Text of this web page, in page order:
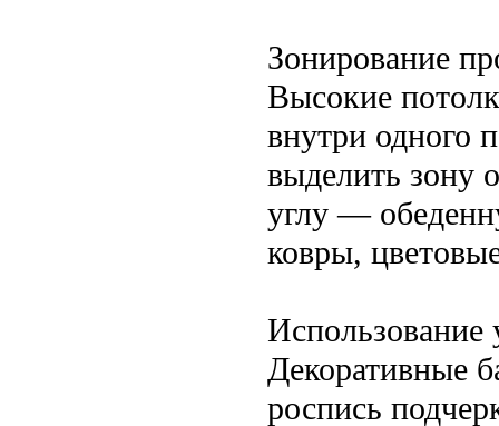
Зонирование
Высокие
внутри одного
выделить зону
углу —
ковры,
Использование
Декоративные
роспись